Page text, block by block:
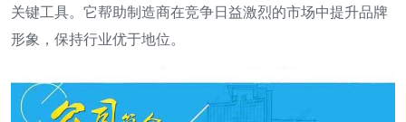
关键工具。它帮助制造商在竞争日益激烈的市场中提升品牌
形象，保持行业优于地位。